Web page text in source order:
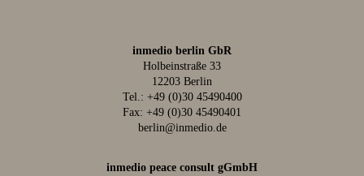
inmedio berlin GbR
Holbeinstraße 33
12203 Berlin
Tel.: +49 (0)30 45490400
Fax: +49 (0)30 45490401
berlin@inmedio.de
inmedio peace consult gGmbH